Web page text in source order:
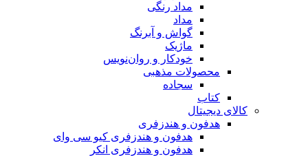
مداد رنگی
مداد
گواش و آبرنگ
ماژیک
خودکار و روان‌نویس
محصولات مذهبی
سجاده
کتاب
کالای دیجیتال
هدفون و هندزفری
هدفون و هندزفری کیو سی وای
هدفون و هندزفری انکر